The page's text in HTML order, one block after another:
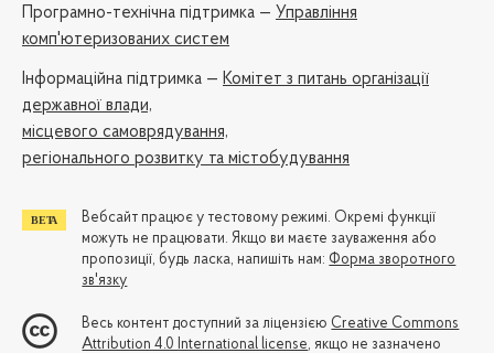
Програмно-технічна підтримка — Управління
комп'ютеризованих систем
Iнформаційна підтримка — Комітет з питань організації
державної влади,
місцевого самоврядування,
регіонального розвитку та містобудування
Вебсайт працює у тестовому режимі. Окремі функції
можуть не працювати. Якщо ви маєте зауваження або
пропозиції, будь ласка, напишіть нам: Форма зворотного
зв'язку
Весь контент доступний за ліцензією Creative Commons
Attribution 4.0 International license, якщо не зазначено